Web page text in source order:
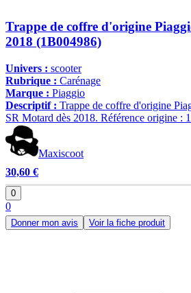
Trappe de coffre d'origine
2018 (1B004986)
Univers : scooter
Rubrique : Carénage
Marque : Piaggio
Descriptif : Trappe de coffre d'origine
SR Motard dès 2018. Référence origine :
Maxiscoot
30,60 €
0
0
Donner mon avis Voir la fiche produit